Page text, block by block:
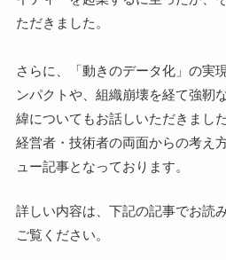
ただきました。
さらに、「動きのデータ化」の実
ンパクトや、組織崩壊を経て強靭
緯についてもお話しいただきました
経営者・技術者の両面からの考え
ュー記事となっております。
詳しい内容は、下記の記事でお読
ご覧ください。